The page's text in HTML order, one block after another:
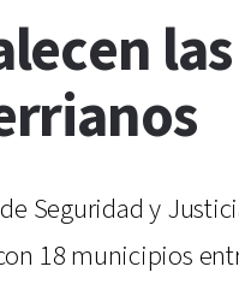
Seguridad y
18 municipios